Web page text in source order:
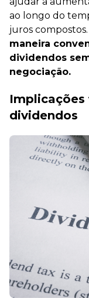
ao longo do
juros compostos.
maneira
dividendos
negociação.
Implicações
dividendos